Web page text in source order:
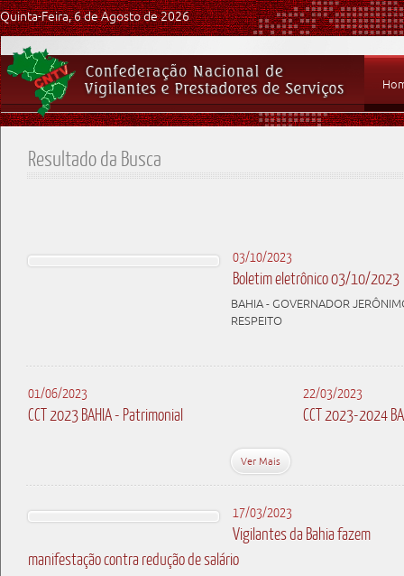
Quinta-Feira, 6 de Agosto de 2026
Resultado da Busca
03/10/2023
Boletim eletrônico 03/10/2023
BAHIA - GOVERNADOR
RESPEITO
01/06/2023
CCT 2023 BAHIA - Patrimonial
Ver Mais
22/03/2023
CCT 2023-2024
17/03/2023
Vigilantes da Bahia fazem
manifestação contra redução de salário